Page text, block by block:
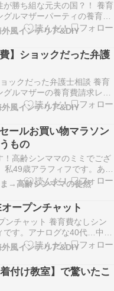
が勝ち組な元夫の国？！ 養育
グルマザーパーティの養育費
護士相談行って日本の男性贔
とショック受けたけど…『シ
ョックだった弁護士相談』シ
クだった弁護士相談 養育費
風インテリア&DIY
】ショックだった弁護
ックだった弁護士相談 養育
グルマザーの養育費請求レポ
ため注意私も体調不良続きだ
ンママ】子宮筋腫と癒着と
ママ 子宮筋腫と癒着と乳ガ
ザー、パーティです。スト
風インテリア&DIY
ールお買い物マラソン
もの
！高齢シンママのミミでござ
私49歳アラフィフです。あっ
月こんなこと言ってる笑。な
！そしてあと１ヶ月もしない
るー。4年目にしてやっとや
作りもなんとか慣れまし
→高齢シンママの徒然
オープンチャット
ンチャット 養育費なしシン
です。アナログな40代…中学
い方に、またまた悩んでます
グループLINEなども解禁した
に、オープンチャットてや
恥ずかしながら、グループ…
風インテリア&DIY
付け教室】で驚いたこ